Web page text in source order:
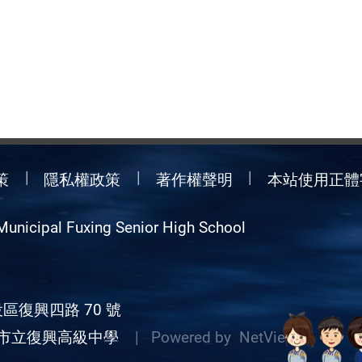
隱私權政策 著作權聲明 本站使用正
Fuxing Senior High School
復興四路 70 號
立復興高級中學
| Powered by NetView